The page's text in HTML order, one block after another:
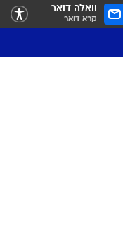
וואלה דואר
קרא דואר